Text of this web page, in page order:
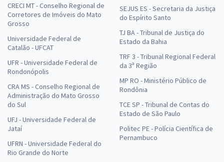
CRECI MT - Conselho Regional de
Corretores de Imóveis do Mato
Grosso
Universidade Federal de
Catalão - UFCAT
UFR - Universidade Federal de
Rondonópolis
CRA MS - Conselho Regional de
Administração do Mato Grosso
do Sul
UFJ - Universidade Federal de
Jataí
UFRN - Universidade Federal do
Rio Grande do Norte
SEJUS ES - Secretaria da Justiça
do Espírito Santo
TJ BA - Tribunal de Justiça do
Estado da Bahia
TRF 3 - Tribunal Regional Federal
da 3ª Região
MP RO - Ministério Público de
Rondônia
TCE SP - Tribunal de Contas do
Estado de São Paulo
Politec PE - Polícia Científica de
Pernambuco